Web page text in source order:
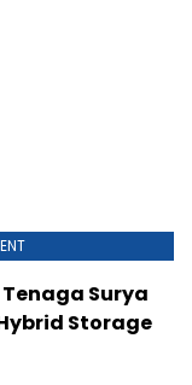
Surya
Storage